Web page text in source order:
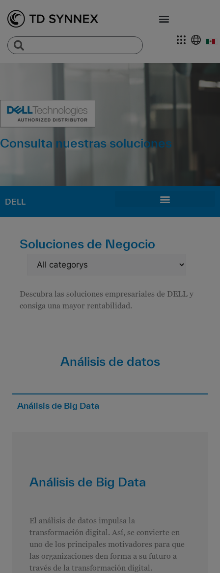
Consulta nuestras soluciones
DELL
Soluciones de Negocio
Descubra las soluciones empresariales de DELL y
consiga una mayor rentabilidad.
Análisis de datos
Análisis de Big Data
Análisis de Big Data
El análisis de datos impulsa la
transformación digital. Así, se convierte en
uno de los principales motivadores para que
las organizaciones den forma a su futuro a
través de la transformación digital.